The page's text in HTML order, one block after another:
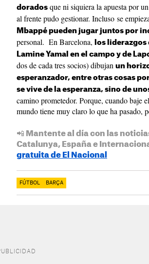
dorados que ni siquiera la apuesta por
al frente pudo gestionar. Incluso se
Mbappé pueden jugar juntos por
personal. En Barcelona,
los
Lamine Yamal en el campo y de
dos de cada tres socios) dibujan un
esperanzador, entre otras cosas
se vive de la esperanza, sino de
camino prometedor. Porque, cuando baje
mundo tiene muy claro lo que ha pasado,
📲 Mantente al día con las
Catalunya, España e
gratuita de El Nacional
FÚTBOL BARÇA